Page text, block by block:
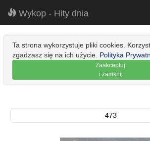
Wykop - Hity dnia
Ta strona wykorzystuje pliki cookies.
zgadzasz się na ich użycie. Polityka
Zaakceptuj
i zamknij
473